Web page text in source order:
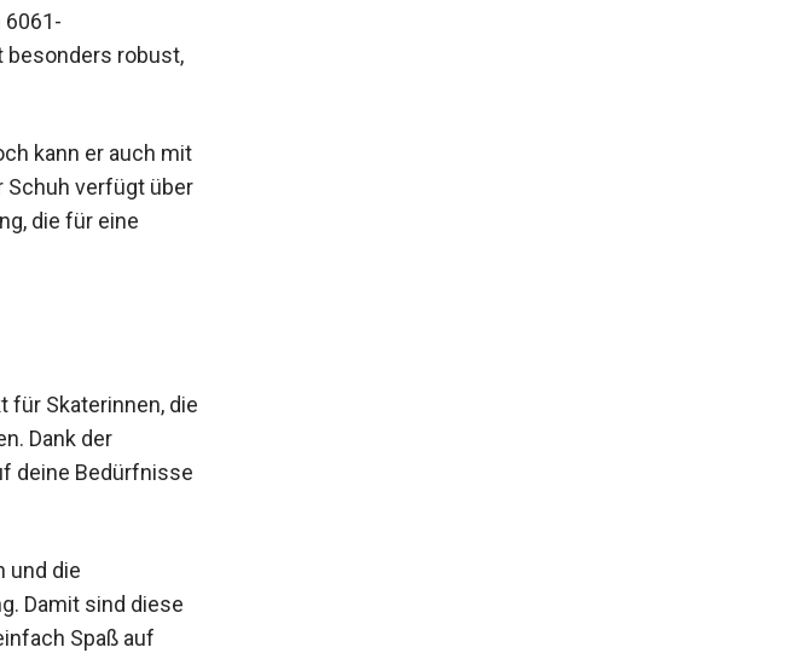
robust,
kann er auch
Schuh verfügt
die für eine
für Skaterinnen,
Dank der
deine
und die
Damit sind diese
Spaß auf